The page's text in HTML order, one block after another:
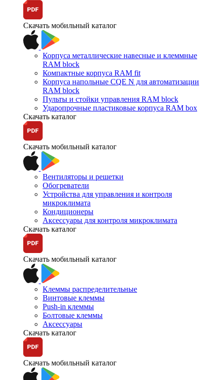
Скачать мобильный каталог
Корпуса металлические навесные и клеммные
RAM block
Компактные корпуса RAM fit
Корпуса напольные CQE N для автоматизации
RAM block
Пульты и стойки управления RAM block
Ударопрочные пластиковые корпуса RAM box
Скачать каталог
Скачать мобильный каталог
Вентиляторы и решетки
Обогреватели
Устройства для управления и контроля
микроклимата
Кондиционеры
Аксессуары для контроля микроклимата
Скачать каталог
Скачать мобильный каталог
Клеммы распределительные
Винтовые клеммы
Push-in клеммы
Болтовые клеммы
Аксессуары
Скачать каталог
Скачать мобильный каталог